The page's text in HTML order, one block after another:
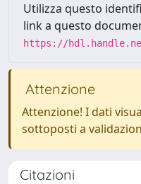
Utilizza questo
link a questo
https://
Attenzione
Attenzione! I dati
sottoposti a
Citazioni